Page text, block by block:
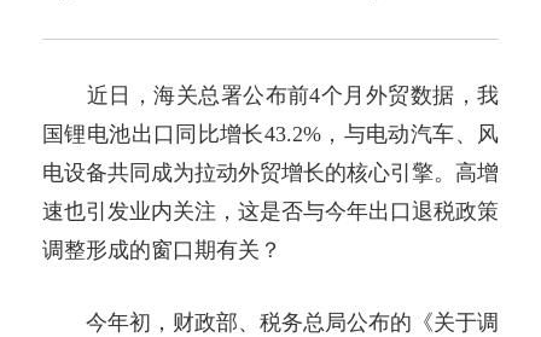
近日，海关总署公布前4个月外贸数据，我
国锂电池出口同比增长43.2%，与电动汽车、风
电设备共同成为拉动外贸增长的核心引擎。高增
速也引发业内关注，这是否与今年出口退税政策
调整形成的窗口期有关？
今年初，财政部、税务总局公布的《关于调